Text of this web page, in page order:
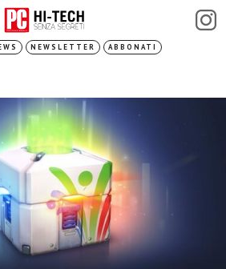
NEWSLETTER ABBONATI